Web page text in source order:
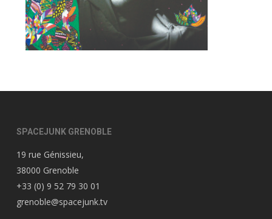
SPACEJUNK GRENOBLE
19 rue Génissieu,
38000 Grenoble
+33 (0) 9 52 79 30 01
grenoble@spacejunk.tv